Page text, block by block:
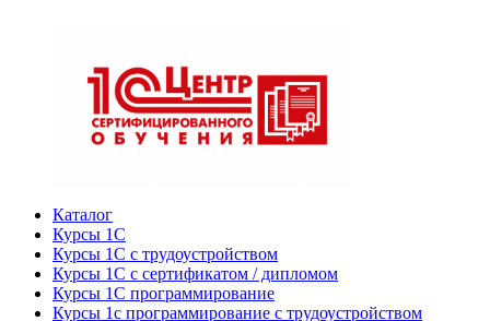
Каталог
Курсы 1С
Курсы 1С с трудоустройством
Курсы 1С с сертификатом / дипломом
Курсы 1С программирование
Курсы 1с программирование с трудоустройством